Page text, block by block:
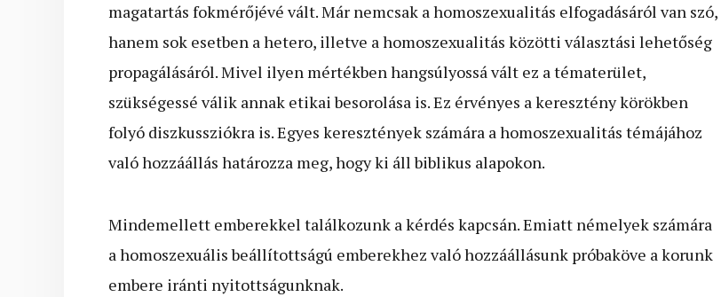
magatartás fokmérőjévé vált. Már nemcsak a homoszexualitás elfogadásáról van szó,
hanem sok esetben a hetero, illetve a homoszexualitás közötti választási lehetőség
propagálásáról. Mivel ilyen mértékben hangsúlyossá vált ez a tématerület,
szükségessé válik annak etikai besorolása is. Ez érvényes a keresztény körökben
folyó diszkussziókra is. Egyes keresztények számára a homoszexualitás témájához
való hozzáállás határozza meg, hogy ki áll biblikus alapokon.
Mindemellett emberekkel találkozunk a kérdés kapcsán. Emiatt némelyek számára
a homoszexuális beállítottságú emberekhez való hozzáállásunk próbaköve a korunk
embere iránti nyitottságunknak.